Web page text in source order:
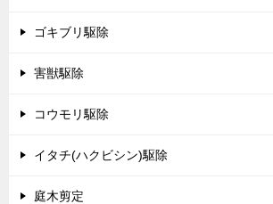
ゴキブリ駆除
害獣駆除
コウモリ駆除
イタチ(ハクビシン)駆除
庭木剪定